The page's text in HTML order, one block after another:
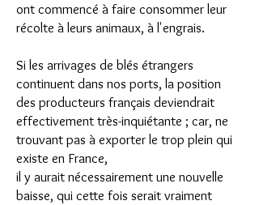
ont commencé à faire consommer leur
récolte à leurs animaux, à l'engrais.
Si les arrivages de blés étrangers
continuent dans nos ports, la position
des producteurs français deviendrait
effectivement très-inquiétante ; car, ne
trouvant pas à exporter le trop plein qui
existe en France,
il y aurait nécessairement une nouvelle
baisse, qui cette fois serait vraiment